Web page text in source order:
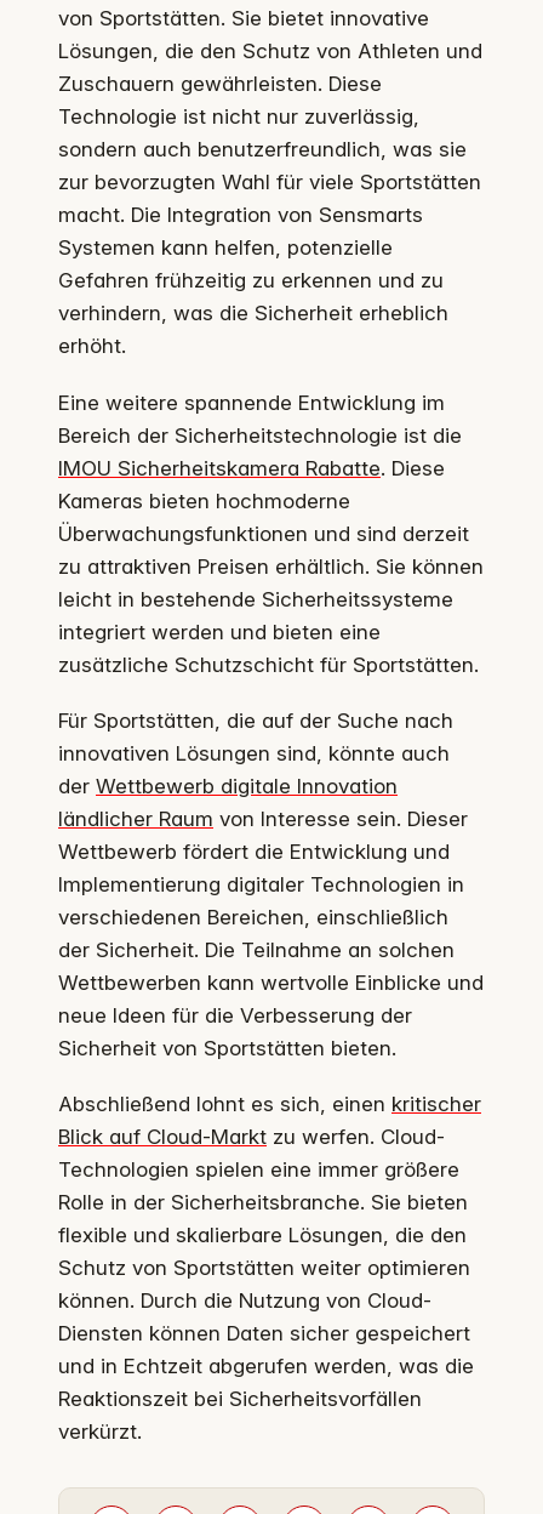
von Sportstätten. Sie bietet innovative
Lösungen, die den Schutz von Athleten und
Zuschauern gewährleisten. Diese
Technologie ist nicht nur zuverlässig,
sondern auch benutzerfreundlich, was sie
zur bevorzugten Wahl für viele Sportstätten
macht. Die Integration von Sensmarts
Systemen kann helfen, potenzielle
Gefahren frühzeitig zu erkennen und zu
verhindern, was die Sicherheit erheblich
erhöht.
Eine weitere spannende Entwicklung im
Bereich der Sicherheitstechnologie ist die
IMOU Sicherheitskamera Rabatte. Diese
Kameras bieten hochmoderne
Überwachungsfunktionen und sind derzeit
zu attraktiven Preisen erhältlich. Sie können
leicht in bestehende Sicherheitssysteme
integriert werden und bieten eine
zusätzliche Schutzschicht für Sportstätten.
Für Sportstätten, die auf der Suche nach
innovativen Lösungen sind, könnte auch
der Wettbewerb digitale Innovation
ländlicher Raum von Interesse sein. Dieser
Wettbewerb fördert die Entwicklung und
Implementierung digitaler Technologien in
verschiedenen Bereichen, einschließlich
der Sicherheit. Die Teilnahme an solchen
Wettbewerben kann wertvolle Einblicke und
neue Ideen für die Verbesserung der
Sicherheit von Sportstätten bieten.
Abschließend lohnt es sich, einen kritischer
Blick auf Cloud-Markt zu werfen. Cloud-
Technologien spielen eine immer größere
Rolle in der Sicherheitsbranche. Sie bieten
flexible und skalierbare Lösungen, die den
Schutz von Sportstätten weiter optimieren
können. Durch die Nutzung von Cloud-
Diensten können Daten sicher gespeichert
und in Echtzeit abgerufen werden, was die
Reaktionszeit bei Sicherheitsvorfällen
verkürzt.